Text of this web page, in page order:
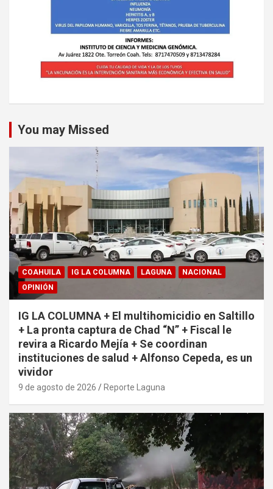
You may Missed
COAHUILA IG LA COLUMNA LAGUNA
NACIONAL
OPINIÓN
IG LA COLUMNA + El multihomicidio en Saltillo
+ La pronta captura de Chad “N” + Fiscal le
revira a Ricardo Mejía + Se coordinan
instituciones de salud + Alfonso Cepeda, es un
vividor
9 de agosto de 2026 Reporte Laguna